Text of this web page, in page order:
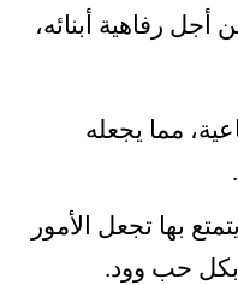
رفاهية أبنائه،
مما يجعله
بها تجعل الأمور
بكل حب وود.